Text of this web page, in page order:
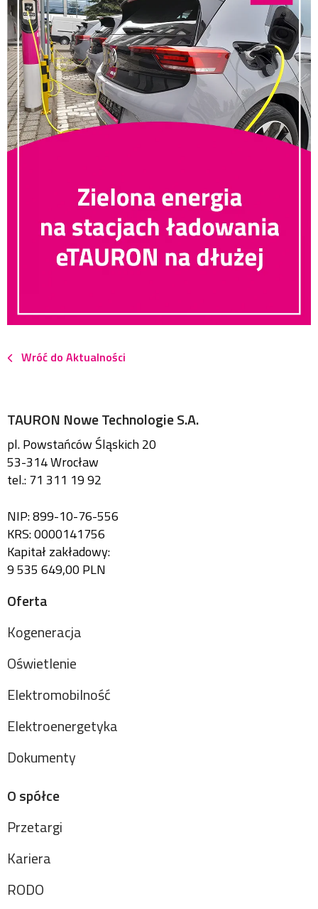
Wróć do Aktualności
TAURON Nowe Technologie S.A.
pl. Powstańców Śląskich 20
53-314 Wrocław
tel.: 71 311 19 92
NIP: 899-10-76-556
KRS: 0000141756
Kapitał zakładowy:
9 535 649,00 PLN
Oferta
Kogeneracja
Oświetlenie
Elektromobilność
Elektroenergetyka
Dokumenty
O spółce
Przetargi
Kariera
RODO